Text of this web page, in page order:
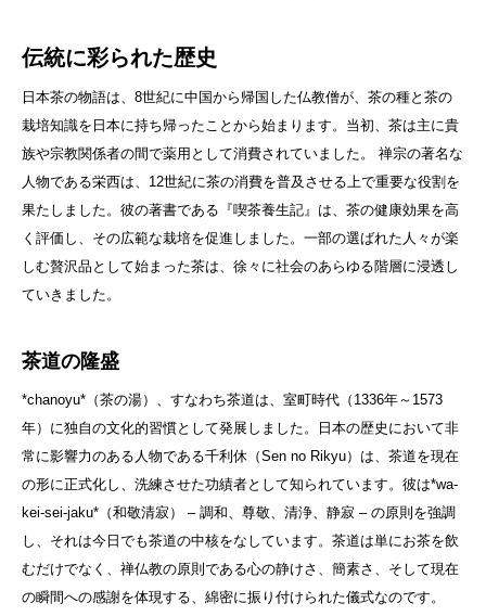
伝統に彩られた歴史
日本茶の物語は、8世紀に中国から帰国した仏教僧が、茶の種と茶の
栽培知識を日本に持ち帰ったことから始まります。当初、茶は主に貴
族や宗教関係者の間で薬用として消費されていました。 禅宗の著名な
人物である栄西は、12世紀に茶の消費を普及させる上で重要な役割を
果たしました。彼の著書である『喫茶養生記』は、茶の健康効果を高
く評価し、その広範な栽培を促進しました。一部の選ばれた人々が楽
しむ贅沢品として始まった茶は、徐々に社会のあらゆる階層に浸透し
ていきました。
茶道の隆盛
*chanoyu*（茶の湯）、すなわち茶道は、室町時代（1336年～1573
年）に独自の文化的習慣として発展しました。日本の歴史において非
常に影響力のある人物である千利休（Sen no Rikyu）は、茶道を現在
の形に正式化し、洗練させた功績者として知られています。彼は*wa-
kei-sei-jaku*（和敬清寂） – 調和、尊敬、清浄、静寂 – の原則を強調
し、それは今日でも茶道の中核をなしています。茶道は単にお茶を飲
むだけでなく、禅仏教の原則である心の静けさ、簡素さ、そして現在
の瞬間への感謝を体現する、綿密に振り付けられた儀式なのです。